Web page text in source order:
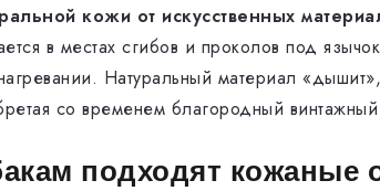
кожи от искусственных
в местах сгибов и проколов под
Натуральный материал
со временем благородный
подходят кожаные